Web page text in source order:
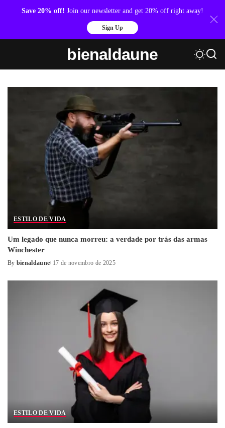
Save 20% off! Join our newsletter and get 20% off right away!
Sign Up
bienaldaune
ESTILO DE VIDA
Um legado que nunca morreu: a verdade por trás das armas
Winchester
Posted
By bienaldaune 17 de novembro de 2025
ESTILO DE VIDA